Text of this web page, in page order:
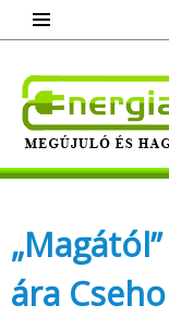
content
Megújuló és
ára